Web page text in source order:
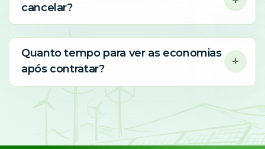
cancelar?
Quanto tempo para ver as economias
após contratar?